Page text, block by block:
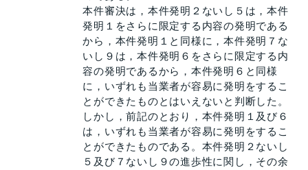
本件審決は，本件発明２ないし５は，本件
発明１をさらに限定する内容の発明である
から，本件発明１と同様に，本件発明７な
いし９は，本件発明６をさらに限定する内
容の発明であるから，本件発明６と同様
に，いずれも当業者が容易に発明をするこ
とができたものとはいえないと判断した。
しかし，前記のとおり，本件発明１及び６
は，いずれも当業者が容易に発明をするこ
とができたものである。本件発明２ないし
５及び７ないし９の進歩性に関し，その余